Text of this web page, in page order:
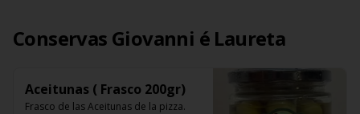
Conservas Giovanni é Laureta
Aceitunas ( Frasco 200gr)
Frasco de las Aceitunas de la pizza.